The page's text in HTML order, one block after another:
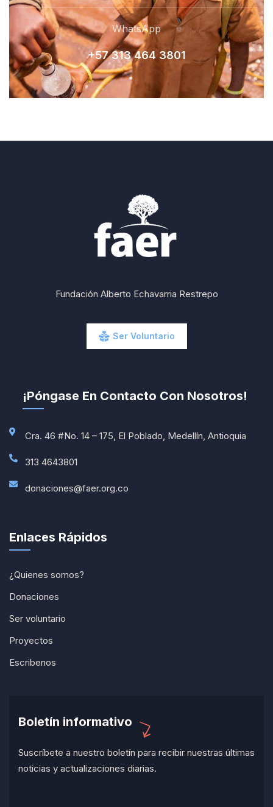
WhatsApp
+57 313 464 3801
Fundación Alberto Echavarria Restrepo
Ser Voluntario
¡Póngase En Contacto Con Nosotros!
Cra. 46 #No. 14 – 175, El Poblado, Medellín, Antioquia
313 4643801
donaciones@faer.org.co
Enlaces Rápidos
¿Quienes somos?
Donaciones
Ser voluntario
Proyectos
Escribenos
Boletín informativo
Suscríbete a nuestro boletín para recibir nuestras últimas
noticias y actualizaciones diarias.